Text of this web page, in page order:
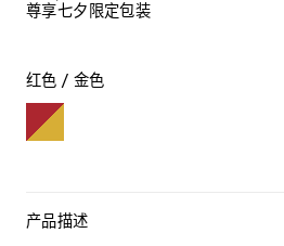
尊享七夕限定包装
红色 / 金色
产品描述